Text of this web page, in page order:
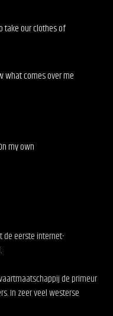
take our clothes of
what comes over me
my own
de eerste internet-
de primeur
In zeer veel westerse